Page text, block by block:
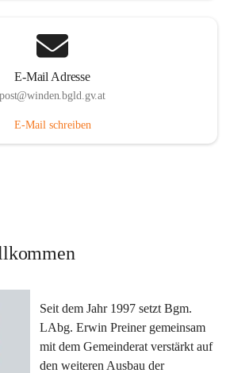
E-Mail Adresse
post@winden.bgld.gv.at
E-Mail schreiben
Seit dem Jahr 1997 setzt Bgm.
LAbg. Erwin Preiner gemeinsam
mit dem Gemeinderat verstärkt auf
den weiteren Ausbau der